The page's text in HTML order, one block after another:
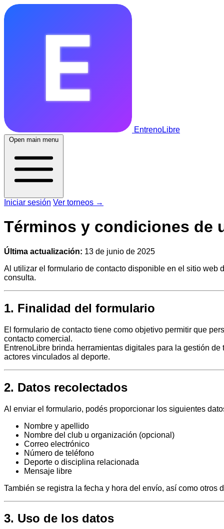
EntrenoLibre
Open main menu
Iniciar sesión Ver torneos →
Términos y condiciones de
Última actualización: 13 de junio de 2025
Al utilizar el formulario de contacto disponible en el sitio web
consulta.
1. Finalidad del formulario
El formulario de contacto tiene como objetivo permitir que
contacto comercial.
EntrenoLibre brinda herramientas digitales para la gestión
actores vinculados al deporte.
2. Datos recolectados
Al enviar el formulario, podés proporcionar los siguientes
Nombre y apellido
Nombre del club u organización (opcional)
Correo electrónico
Número de teléfono
Deporte o disciplina relacionada
Mensaje libre
También se registra la fecha y hora del envío, así como
3. Uso de los datos